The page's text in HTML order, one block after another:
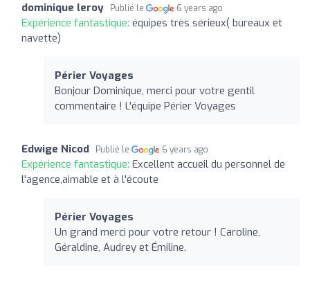
dominique leroy Publié le 6 years ago
Expérience fantastique: équipes très sérieux( bureaux et
navette)
Périer Voyages
Bonjour Dominique, merci pour votre gentil
commentaire ! L'équipe Périer Voyages
Edwige Nicod Publié le 6 years ago
Expérience fantastique: Excellent accueil du personnel de
l'agence,aimable et à l'écoute
Périer Voyages
Un grand merci pour votre retour ! Caroline,
Géraldine, Audrey et Émiline.